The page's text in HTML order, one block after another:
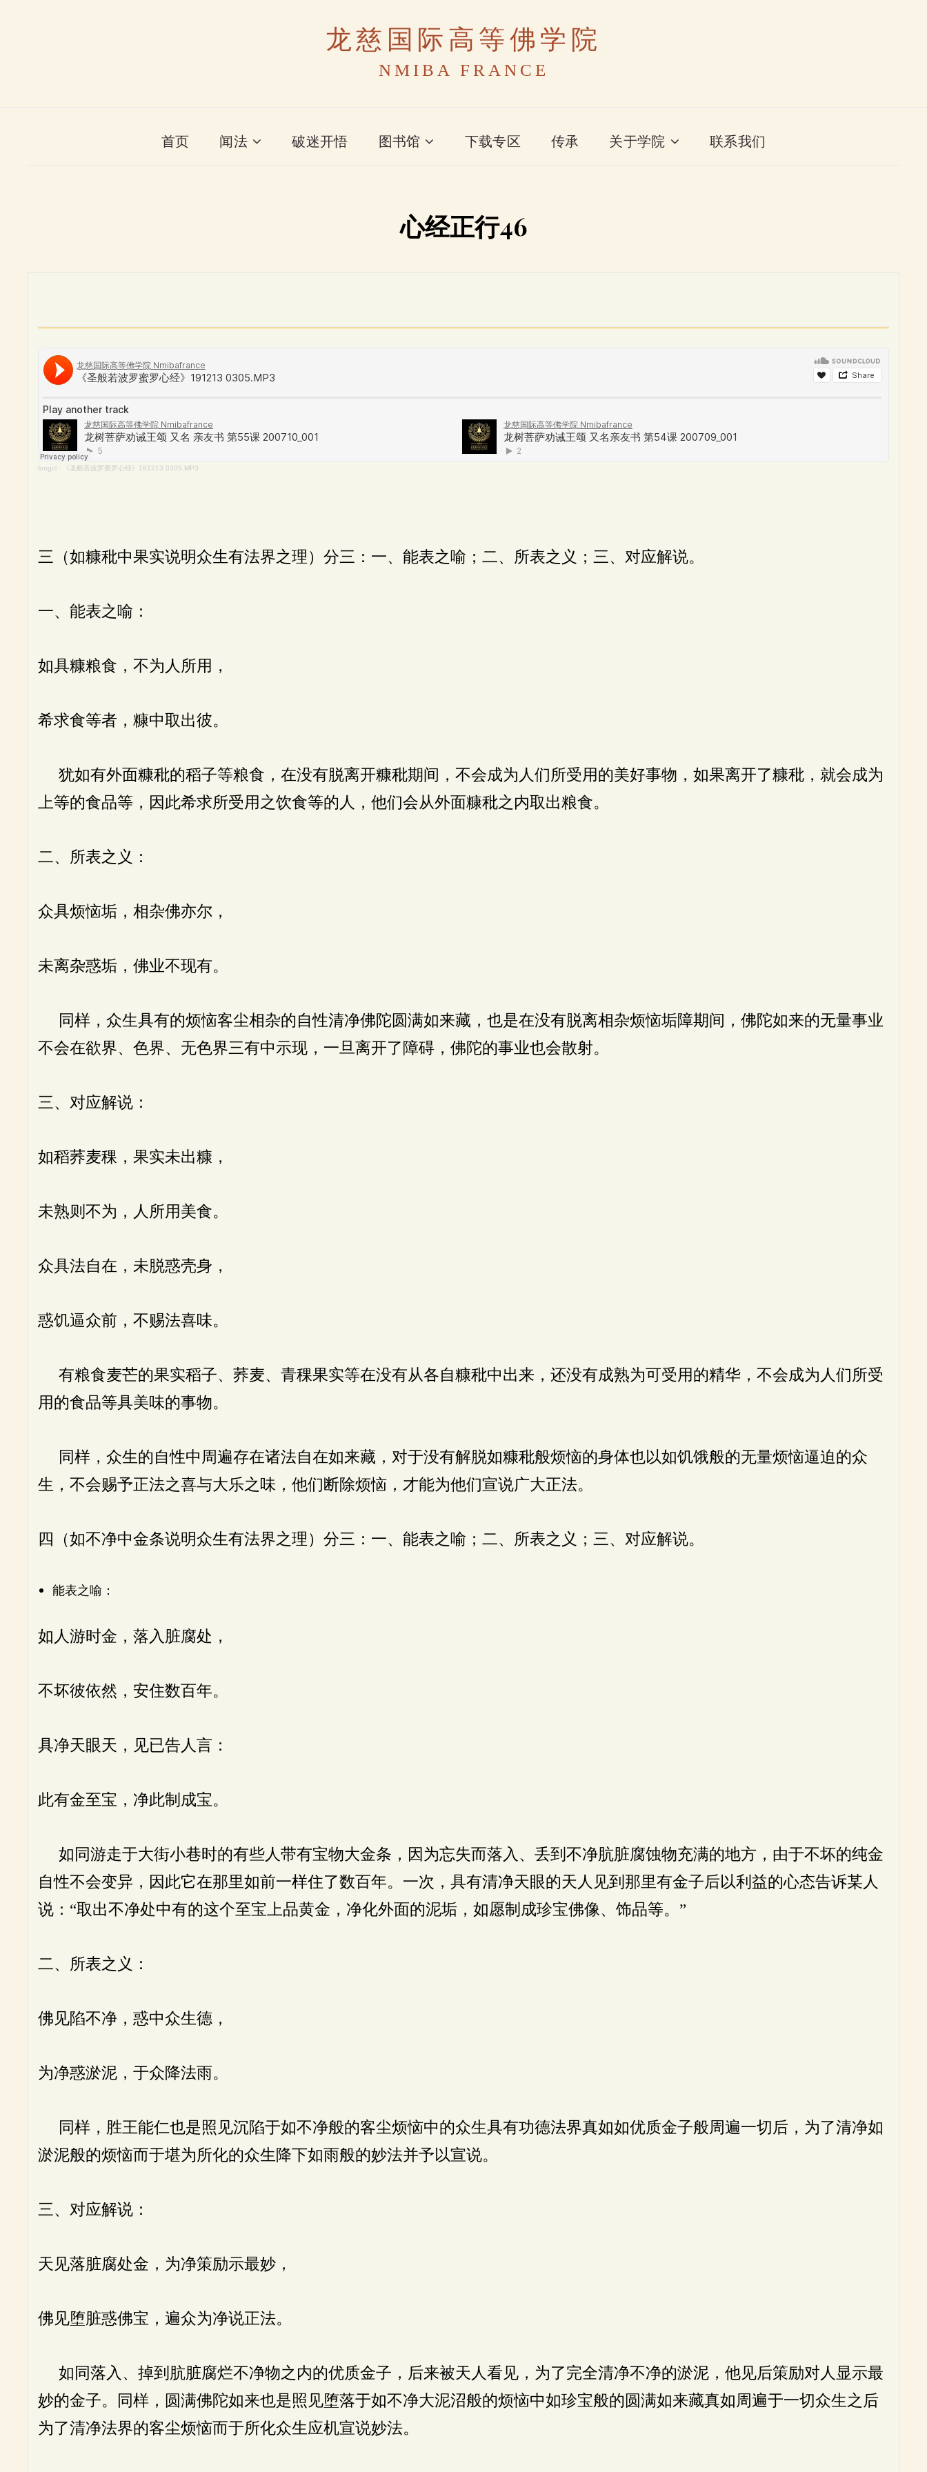
龙慈国际高等佛学院
NMIBA FRANCE
首页 闻法 破迷开悟 图书馆 下载专区 传承 关于学院 联系我们
心经正行46
longci · 《圣般若波罗蜜罗心经》191213 0305.MP3
三（如糠秕中果实说明众生有法界之理）分三：一、能表之喻；二、所表之义；三、对应解说。
一、能表之喻：
如具糠粮食，不为人所用，
希求食等者，糠中取出彼。
犹如有外面糠秕的稻子等粮食，在没有脱离开糠秕期间，不会成为人们所受用的美好事物，如果离开了糠秕，就会成为
上等的食品等，因此希求所受用之饮食等的人，他们会从外面糠秕之内取出粮食。
二、所表之义：
众具烦恼垢，相杂佛亦尔，
未离杂惑垢，佛业不现有。
同样，众生具有的烦恼客尘相杂的自性清净佛陀圆满如来藏，也是在没有脱离相杂烦恼垢障期间，佛陀如来的无量事业
不会在欲界、色界、无色界三有中示现，一旦离开了障碍，佛陀的事业也会散射。
三、对应解说：
如稻荞麦稞，果实未出糠，
未熟则不为，人所用美食。
众具法自在，未脱惑壳身，
惑饥逼众前，不赐法喜味。
有粮食麦芒的果实稻子、荞麦、青稞果实等在没有从各自糠秕中出来，还没有成熟为可受用的精华，不会成为人们所受
用的食品等具美味的事物。
同样，众生的自性中周遍存在诸法自在如来藏，对于没有解脱如糠秕般烦恼的身体也以如饥饿般的无量烦恼逼迫的众
生，不会赐予正法之喜与大乐之味，他们断除烦恼，才能为他们宣说广大正法。
四（如不净中金条说明众生有法界之理）分三：一、能表之喻；二、所表之义；三、对应解说。
能表之喻：
如人游时金，落入脏腐处，
不坏彼依然，安住数百年。
具净天眼天，见已告人言：
此有金至宝，净此制成宝。
如同游走于大街小巷时的有些人带有宝物大金条，因为忘失而落入、丢到不净肮脏腐蚀物充满的地方，由于不坏的纯金
自性不会变异，因此它在那里如前一样住了数百年。一次，具有清净天眼的天人见到那里有金子后以利益的心态告诉某人
说：“取出不净处中有的这个至宝上品黄金，净化外面的泥垢，如愿制成珍宝佛像、饰品等。”
二、所表之义：
佛见陷不净，惑中众生德，
为净惑淤泥，于众降法雨。
同样，胜王能仁也是照见沉陷于如不净般的客尘烦恼中的众生具有功德法界真如如优质金子般周遍一切后，为了清净如
淤泥般的烦恼而于堪为所化的众生降下如雨般的妙法并予以宣说。
三、对应解说：
天见落脏腐处金，为净策励示最妙，
佛见堕脏惑佛宝，遍众为净说正法。
如同落入、掉到肮脏腐烂不净物之内的优质金子，后来被天人看见，为了完全清净不净的淤泥，他见后策励对人显示最
妙的金子。同样，圆满佛陀如来也是照见堕落于如不净大泥沼般的烦恼中如珍宝般的圆满如来藏真如周遍于一切众生之后
为了清净法界的客尘烦恼而于所化众生应机宣说妙法。